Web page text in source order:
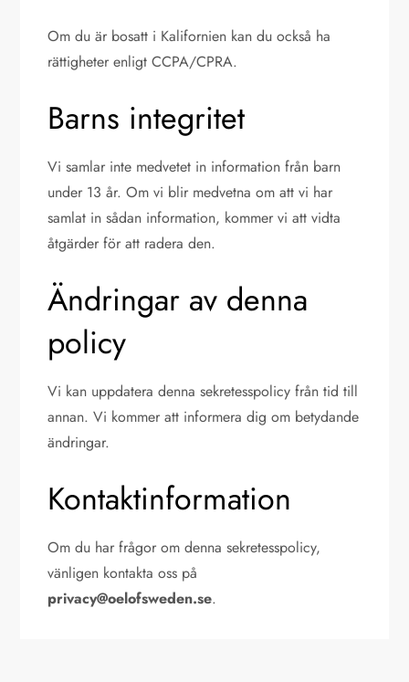
Om du är bosatt i Kalifornien kan du också ha
rättigheter enligt CCPA/CPRA.
Barns integritet
Vi samlar inte medvetet in information från barn
under 13 år. Om vi blir medvetna om att vi har
samlat in sådan information, kommer vi att vidta
åtgärder för att radera den.
Ändringar av denna
policy
Vi kan uppdatera denna sekretesspolicy från tid till
annan. Vi kommer att informera dig om betydande
ändringar.
Kontaktinformation
Om du har frågor om denna sekretesspolicy,
vänligen kontakta oss på
privacy@oelofsweden.se.